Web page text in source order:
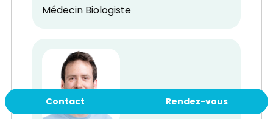
Contact Rendez-vous
Médecin Biologiste